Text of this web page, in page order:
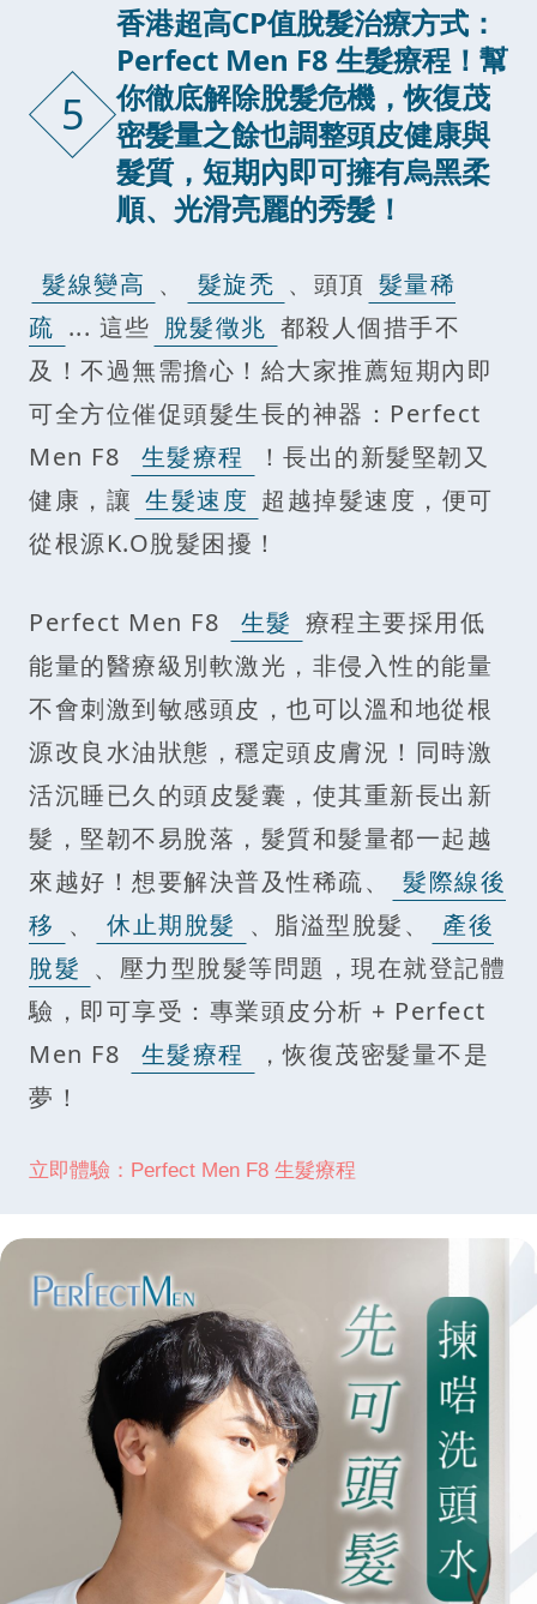
5
香港超高CP值脫髮治療方式：
Perfect Men F8 生髮療程！幫
你徹底解除脫髮危機，恢復茂
密髮量之餘也調整頭皮健康與
髮質，短期內即可擁有烏黑柔
順、光滑亮麗的秀髮！
髮線變高 、 髮旋禿 、頭頂 髮量稀
疏 ... 這些 脫髮徵兆 都殺人個措手不
及！不過無需擔心！給大家推薦短期內即
可全方位催促頭髮生長的神器：Perfect
Men F8
生髮療程
！長出的新髮堅韌又
健康，讓 生髮速度 超越掉髮速度，便可
從根源K.O脫髮困擾！
Perfect Men F8 生髮 療程主要採用低
能量的醫療級別軟激光，非侵入性的能量
不會刺激到敏感頭皮，也可以溫和地從根
源改良水油狀態，穩定頭皮膚況！同時激
活沉睡已久的頭皮髮囊，使其重新長出新
髮，堅韌不易脫落，髮質和髮量都一起越
來越好！想要解決普及性稀疏、
髮際線後
移 、 休止期脫髮 、脂溢型脫髮、
產後
脫髮 、壓力型脫髮等問題，現在就登記體
驗，即可享受：專業頭皮分析 + Perfect
Men F8
生髮療程
，恢復茂密髮量不是
夢！
立即體驗：Perfect Men F8 生髮療程